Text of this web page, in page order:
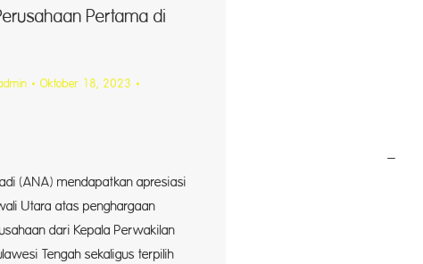
Pertama di
Oktober 18, 2023
–
(ANA) mendapatkan apresiasi
Utara atas penghargaan
dari Kepala Perwakilan
Tengah sekaligus terpilih